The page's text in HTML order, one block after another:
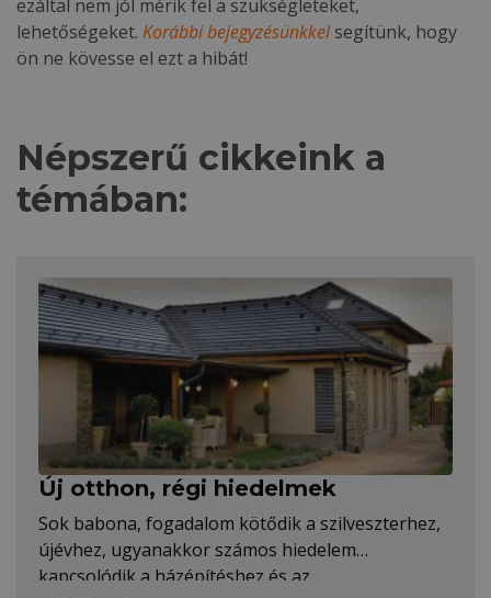
ezáltal nem jól mérik fel a szükségleteket,
lehetőségeket. Korábbi bejegyzésünkkel segítünk, hogy
ön ne kövesse el ezt a hibát!
Népszerű cikkeink a
témában:
Új otthon, régi hiedelmek
Sok babona, fogadalom kötődik a szilveszterhez,
újévhez, ugyanakkor számos hiedelem
kapcsolódik a házépítéshez és az